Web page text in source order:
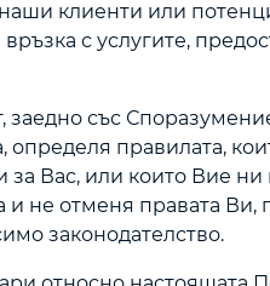
клиенти или
връзка с услугите,
със
определя правилата,
Вас, или които Вие
и не отменя правата
законодателство.